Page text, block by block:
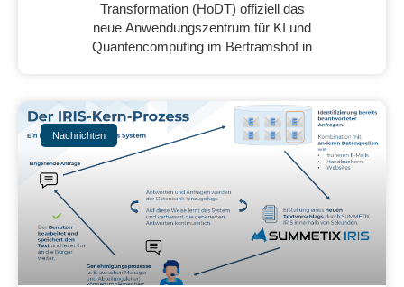
Transformation (HoDT) offiziell das
neue Anwendungszentrum für KI und
Quantencomputing im Bertramshof in
Nachrichten